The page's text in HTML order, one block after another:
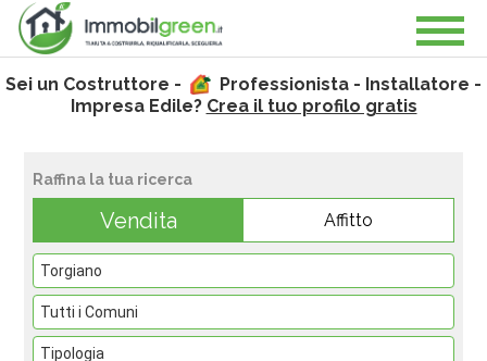
Sei un Costruttore -
Professionista - Installatore -
Impresa Edile? Crea il tuo profilo gratis
Raffina la tua ricerca
Vendita Affitto